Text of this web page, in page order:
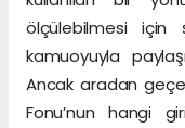
ölçülebilmesi için
kamuoyuyla
Ancak aradan
Fonu’nun hangi